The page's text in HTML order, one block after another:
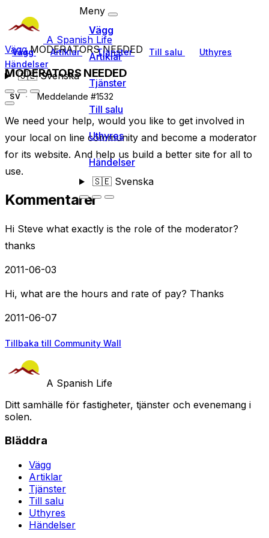
A Spanish Life
Vägg Artiklar Tjänster Till salu
Uthyres
Händelser
🇸🇪Svenska
Meny
Vägg
Artiklar
Tjänster
Till salu
Uthyres
Händelser
🇸🇪Svenska
VäggMODERATORS NEEDED
MODERATORS NEEDED
SV Meddelande #1532
We need your help, would you like to get involved in
your local on line community and become a moderator
for its website. And help us build a better site for all to
use.
Kommentarer
Hi Steve what exactly is the role of the moderator?
thanks
2011-06-03
Hi, what are the hours and rate of pay? Thanks
2011-06-07
Tillbaka till Community Wall
A Spanish Life
Ditt samhälle för fastigheter, tjänster och evenemang i
solen.
Bläddra
Vägg
Artiklar
Tjänster
Till salu
Uthyres
Händelser